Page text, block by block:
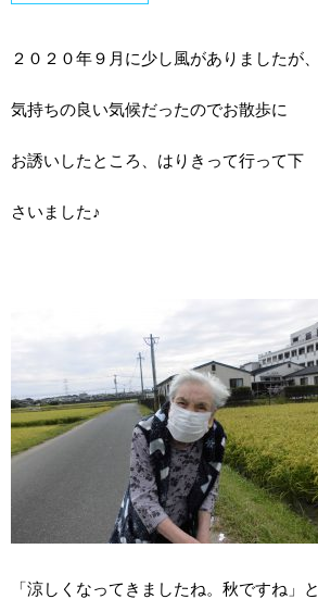
２０２０年９月に少し風がありましたが、
気持ちの良い気候だったのでお散歩に
お誘いしたところ、はりきって行って下
さいました♪
「涼しくなってきましたね。秋ですね」と